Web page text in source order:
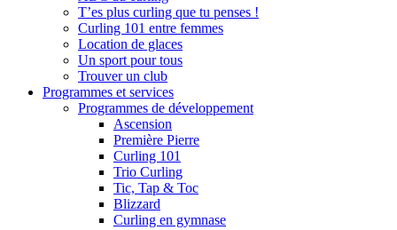
T’es plus curling que tu penses !
Curling 101 entre femmes
Location de glaces
Un sport pour tous
Trouver un club
Programmes et services
Programmes de développement
Ascension
Première Pierre
Curling 101
Trio Curling
Tic, Tap & Toc
Blizzard
Curling en gymnase